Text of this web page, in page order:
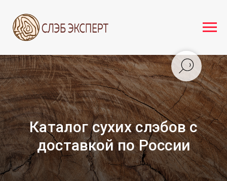
Каталог сухих слэбов с
доставкой по России